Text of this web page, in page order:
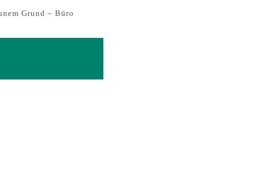
Grund – Büro